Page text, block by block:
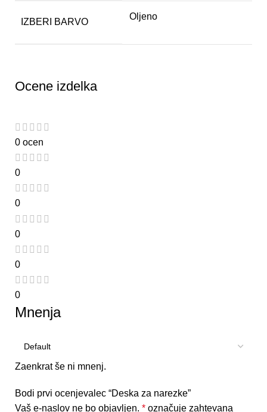
IZBERI BARVO
Oljeno
Ocene izdelka
0 ocen
0
0
0
0
0
Mnenja
Zaenkrat še ni mnenj.
Bodi prvi ocenjevalec “Deska za narezke”
Vaš e-naslov ne bo objavljen. * označuje zahtevana